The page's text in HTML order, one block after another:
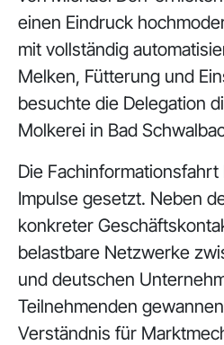
einen Eindruck
mit vollständig
Melken, Fütterung und
besuchte die Delegation
Molkerei in Bad
Die
Impulse gesetzt. Neben
konkreter
belastbare Netzwerke
und deutschen
Teilnehmenden
Verständnis für